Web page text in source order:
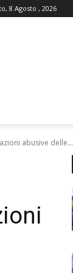
8 Agosto , 2026
abusive delle...